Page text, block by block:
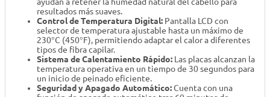
resultados más suaves.
Control de Temperatura Digital: Pantalla LCD con
selector de temperatura ajustable hasta un máximo de
230°C (450°F), permitiendo adaptar el calor a diferentes
tipos de fibra capilar.
Sistema de Calentamiento Rápido: Las placas alcanzan la
temperatura operativa en un tiempo de 30 segundos para
un inicio de peinado eficiente.
Seguridad y Apagado Automático:Cuenta con una